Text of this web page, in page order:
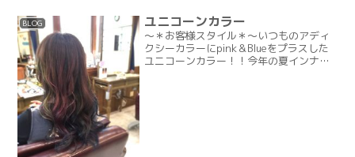
BLOG ユニコーンカラー
～＊お客様スタイル＊～いつものアディ
クシーカラーにpink＆Blueをプラスした
ユニコーンカラー！！今年の夏インナー